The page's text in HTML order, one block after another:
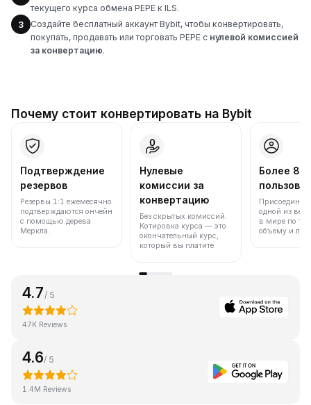
текущего курса обмена PEPE к ILS.
3
Создайте бесплатный аккаунт Bybit, чтобы конвертировать,
покупать, продавать или торговать PEPE с нулевой комиссией
за конвертацию.
Почему стоит конвертировать на Bybit
Подтверждение
резервов
Резервы 1:1 ежемесячно
подтверждаются ончейн
с помощью дерева
Меркла.
Нулевые
комиссии за
конвертацию
Без скрытых комиссий.
Котировка курса — это
окончательный курс,
который вы платите.
Более 86
одной из
в мире по
объему и
4.7 / 5
47K Reviews
4.6/ 5
1.4M Reviews